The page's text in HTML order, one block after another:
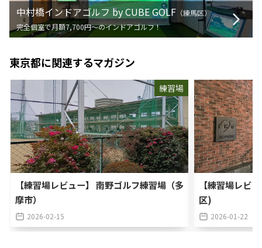
中村橋インドアゴルフ by CUBE GOLF （練馬区）
完全個室で月額7,700円〜のインドアゴルフ！
東京都に関連するマガジン
練習場
【練習場レビュー】 南野ゴルフ練習場（多
摩市）
2026-02-15
【練習場レビ
区)
2026-01-22